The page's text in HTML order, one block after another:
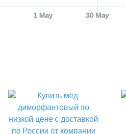
1 May 30 May